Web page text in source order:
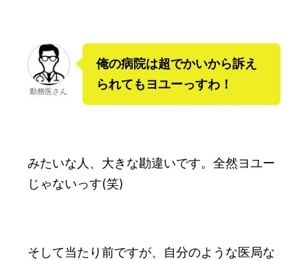
勤務医さん
俺の病院は超でかいから訴え
られてもヨユーっすわ！
みたいな人、大きな勘違いです。全然ヨユー
じゃないっす(笑)
そして当たり前ですが、自分のような医局な